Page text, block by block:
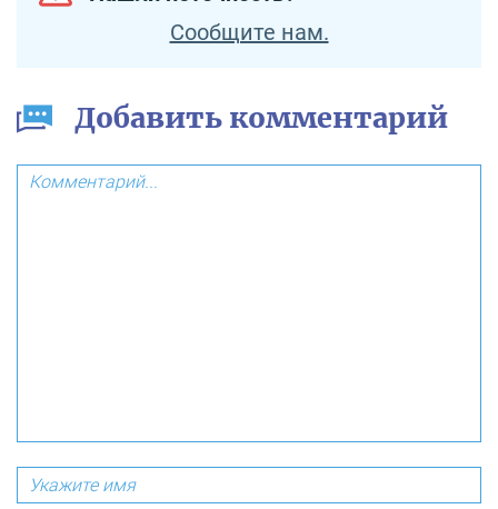
Сообщите нам.
Добавить комментарий